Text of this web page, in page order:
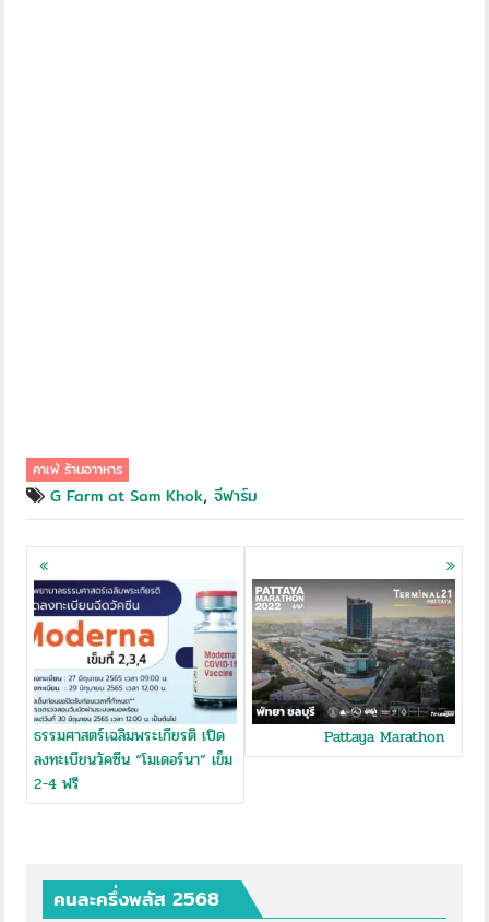
คาเฟ่ ร้านอาาหาร
G Farm at Sam Khok,จีฟาร์ม
Posts
navigation
ธรรมศาสตร์เฉลิมพระเกียรติ เปิด
ลงทะเบียนวัคซีน “โมเดอร์นา” เข็ม
2-4 ฟรี
Pattaya Marathon
คนละครึ่งพลัส 2568